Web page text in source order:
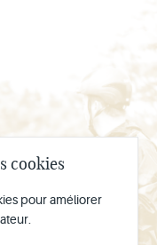
cookies
pour améliorer